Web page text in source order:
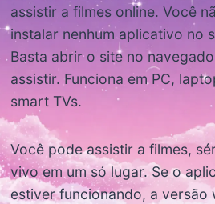
assistir a filmes online. Você
instalar nenhum aplicativo no
Basta abrir o site no
assistir. Funciona em PC,
smart TVs.
Você pode assistir a filmes,
vivo em um só lugar. Se o
estiver funcionando, a versão